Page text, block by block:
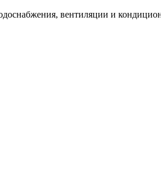
вентиляции и